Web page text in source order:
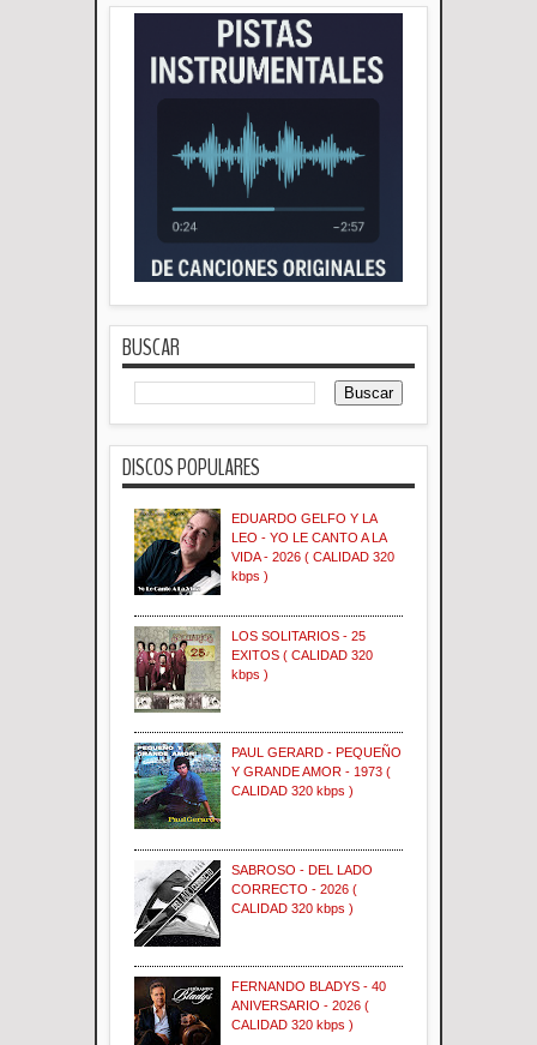
BUSCAR
DISCOS POPULARES
EDUARDO GELFO Y LA
LEO - YO LE CANTO A LA
VIDA - 2026 ( CALIDAD 320
kbps )
LOS SOLITARIOS - 25
EXITOS ( CALIDAD 320
kbps )
PAUL GERARD - PEQUEÑO
Y GRANDE AMOR - 1973 (
CALIDAD 320 kbps )
SABROSO - DEL LADO
CORRECTO - 2026 (
CALIDAD 320 kbps )
FERNANDO BLADYS - 40
ANIVERSARIO - 2026 (
CALIDAD 320 kbps )